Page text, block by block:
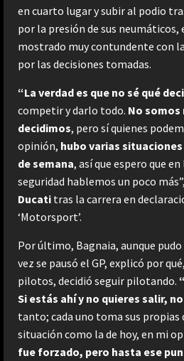
en cuarto lugar y subir al podio
por la presión de sus neumáticos,
mostrado muy contundente con
por las decisiones tomadas.
“La verdad es que no sé qué
competir y darlo todo. No
decidimos, pero sí quienes
opinión, hubo varias
de semana, así que espero que
seguridad hablemos un poco
Ducati tras la carrera en
‘Motorsport’.
Por último, Bagnaia, aunque
vez se pausó el GP, explicó por
pilotos, decidió seguir pilotando.
Si estás ahí y no quieres salir,
tanto; cada uno toma sus propias
situación como la de hoy, en mi
fue forzado, pero hasta ese